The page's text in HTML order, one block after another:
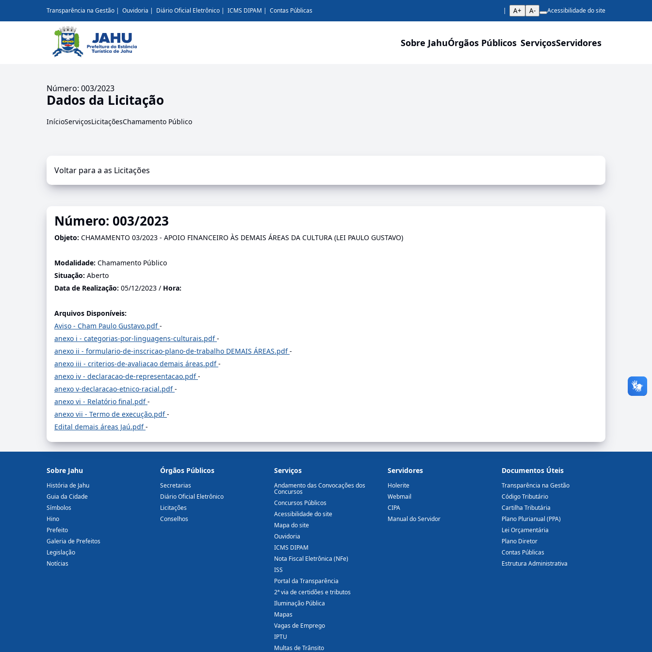
Transparência na Gestão Ouvidoria Diário Oficial Eletrônico ICMS DIPAM Contas Públicas A+ A- Acessibilidade do site
Sobre JahuÓrgãos Públicos ServiçosServidores
Número: 003/2023
Dados da Licitação
InícioServiçosLicitaçõesChamamento Público
Voltar para a as Licitações
Número: 003/2023
Objeto: CHAMAMENTO 03/2023 - APOIO FINANCEIRO ÀS DEMAIS ÁREAS DA CULTURA (LEI PAULO GUSTAVO)
Modalidade: Chamamento Público
Situação: Aberto
Data de Realização: 05/12/2023 / Hora:
Arquivos Disponíveis:
Aviso - Cham Paulo Gustavo.pdf-
anexo i - categorias-por-linguagens-culturais.pdf-
anexo ii - formulario-de-inscricao-plano-de-trabalho DEMAIS ÁREAS.pdf-
anexo iii - criterios-de-avaliacao demais áreas.pdf-
anexo iv - declaracao-de-representacao.pdf-
anexo v-declaracao-etnico-racial.pdf-
anexo vi - Relatório final.pdf-
anexo vii - Termo de execução.pdf-
Edital demais áreas Jaú.pdf-
Sobre Jahu
História de Jahu
Guia da Cidade
Símbolos
Hino
Prefeito
Galeria de Prefeitos
Legislação
Notícias
Órgãos Públicos
Secretarias
Diário Oficial Eletrônico
Licitações
Conselhos
Serviços
Andamento das Convocações dos
Concursos
Concursos Públicos
Acessibilidade do site
Mapa do site
Ouvidoria
ICMS DIPAM
Nota Fiscal Eletrônica (NFe)
ISS
Portal da Transparência
2ª via de certidões e tributos
Iluminação Pública
Mapas
Vagas de Emprego
IPTU
Multas de Trânsito
Servidores
Holerite
Webmail
CIPA
Manual do Servidor
Documentos Úteis
Transparência na Gestão
Código Tributário
Cartilha Tributária
Plano Plurianual (PPA)
Lei Orçamentária
Plano Diretor
Contas Públicas
Estrutura Administrativa